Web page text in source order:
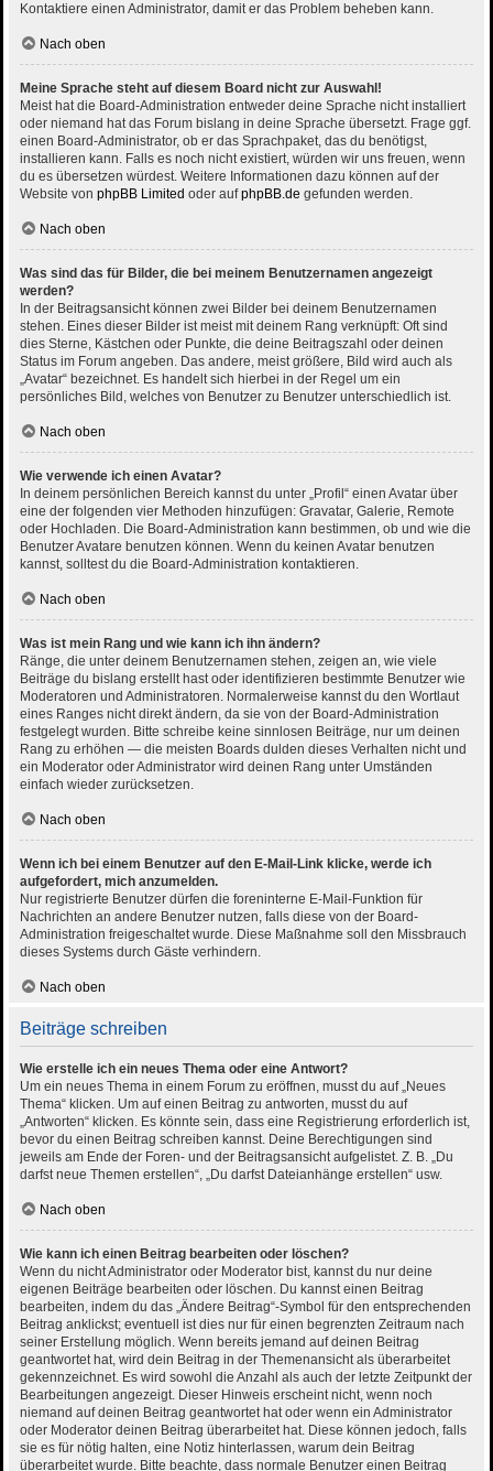
Kontaktiere einen Administrator, damit er das Problem beheben kann.
Nach oben
Meine Sprache steht auf diesem Board nicht zur Auswahl!
Meist hat die Board-Administration entweder deine Sprache nicht installiert
oder niemand hat das Forum bislang in deine Sprache übersetzt. Frage ggf.
einen Board-Administrator, ob er das Sprachpaket, das du benötigst,
installieren kann. Falls es noch nicht existiert, würden wir uns freuen, wenn
du es übersetzen würdest. Weitere Informationen dazu können auf der
Website von phpBB Limited oder aufphpBB.de gefunden werden.
Nach oben
Was sind das für Bilder, die bei meinem Benutzernamen angezeigt
werden?
In der Beitragsansicht können zwei Bilder bei deinem Benutzernamen
stehen. Eines dieser Bilder ist meist mit deinem Rang verknüpft: Oft sind
dies Sterne, Kästchen oder Punkte, die deine Beitragszahl oder deinen
Status im Forum angeben. Das andere, meist größere, Bild wird auch als
„Avatar“ bezeichnet. Es handelt sich hierbei in der Regel um ein
persönliches Bild, welches von Benutzer zu Benutzer unterschiedlich ist.
Nach oben
Wie verwende ich einen Avatar?
In deinem persönlichen Bereich kannst du unter „Profil“ einen Avatar über
eine der folgenden vier Methoden hinzufügen: Gravatar, Galerie, Remote
oder Hochladen. Die Board-Administration kann bestimmen, ob und wie die
Benutzer Avatare benutzen können. Wenn du keinen Avatar benutzen
kannst, solltest du die Board-Administration kontaktieren.
Nach oben
Was ist mein Rang und wie kann ich ihn ändern?
Ränge, die unter deinem Benutzernamen stehen, zeigen an, wie viele
Beiträge du bislang erstellt hast oder identifizieren bestimmte Benutzer wie
Moderatoren und Administratoren. Normalerweise kannst du den Wortlaut
eines Ranges nicht direkt ändern, da sie von der Board-Administration
festgelegt wurden. Bitte schreibe keine sinnlosen Beiträge, nur um deinen
Rang zu erhöhen — die meisten Boards dulden dieses Verhalten nicht und
ein Moderator oder Administrator wird deinen Rang unter Umständen
einfach wieder zurücksetzen.
Nach oben
Wenn ich bei einem Benutzer auf den E-Mail-Link klicke, werde ich
aufgefordert, mich anzumelden.
Nur registrierte Benutzer dürfen die foreninterne E-Mail-Funktion für
Nachrichten an andere Benutzer nutzen, falls diese von der Board-
Administration freigeschaltet wurde. Diese Maßnahme soll den Missbrauch
dieses Systems durch Gäste verhindern.
Nach oben
Beiträge schreiben
Wie erstelle ich ein neues Thema oder eine Antwort?
Um ein neues Thema in einem Forum zu eröffnen, musst du auf „Neues
Thema“ klicken. Um auf einen Beitrag zu antworten, musst du auf
„Antworten“ klicken. Es könnte sein, dass eine Registrierung erforderlich ist,
bevor du einen Beitrag schreiben kannst. Deine Berechtigungen sind
jeweils am Ende der Foren- und der Beitragsansicht aufgelistet. Z. B. „Du
darfst neue Themen erstellen“, „Du darfst Dateianhänge erstellen“ usw.
Nach oben
Wie kann ich einen Beitrag bearbeiten oder löschen?
Wenn du nicht Administrator oder Moderator bist, kannst du nur deine
eigenen Beiträge bearbeiten oder löschen. Du kannst einen Beitrag
bearbeiten, indem du das „Ändere Beitrag“-Symbol für den entsprechenden
Beitrag anklickst; eventuell ist dies nur für einen begrenzten Zeitraum nach
seiner Erstellung möglich. Wenn bereits jemand auf deinen Beitrag
geantwortet hat, wird dein Beitrag in der Themenansicht als überarbeitet
gekennzeichnet. Es wird sowohl die Anzahl als auch der letzte Zeitpunkt der
Bearbeitungen angezeigt. Dieser Hinweis erscheint nicht, wenn noch
niemand auf deinen Beitrag geantwortet hat oder wenn ein Administrator
oder Moderator deinen Beitrag überarbeitet hat. Diese können jedoch, falls
sie es für nötig halten, eine Notiz hinterlassen, warum dein Beitrag
überarbeitet wurde. Bitte beachte, dass normale Benutzer einen Beitrag